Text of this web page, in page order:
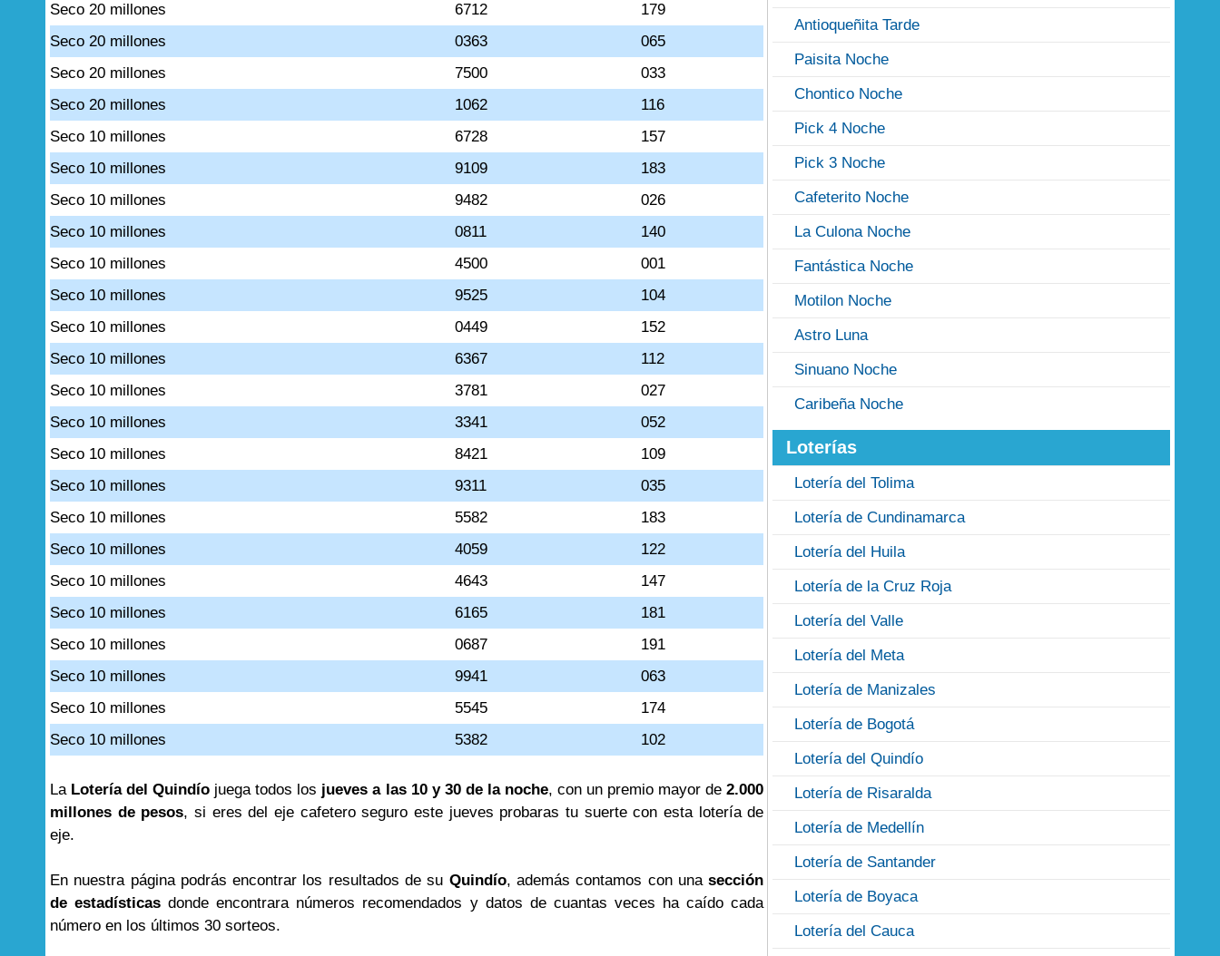
Seco 20 millones
6712
179
Seco 20 millones
0363
065
Seco 20 millones
7500
033
Seco 20 millones
1062
116
Seco 10 millones
6728
157
Seco 10 millones
9109
183
Seco 10 millones
9482
026
Seco 10 millones
0811
140
Seco 10 millones
4500
001
Seco 10 millones
9525
104
Seco 10 millones
0449
152
Seco 10 millones
6367
112
Seco 10 millones
3781
027
Seco 10 millones
3341
052
Seco 10 millones
8421
109
Seco 10 millones
9311
035
Seco 10 millones
5582
183
Seco 10 millones
4059
122
Seco 10 millones
4643
147
Seco 10 millones
6165
181
Seco 10 millones
0687
191
Seco 10 millones
9941
063
Seco 10 millones
5545
174
Seco 10 millones
5382 102
La Lotería del Quindío juega todos los jueves a las 10 y 30 de la noche, con un premio mayor de2.000
millones de pesos, si eres del eje cafetero seguro este jueves probaras tu suerte con esta lotería de
eje.
En nuestra página podrás encontrar los resultados de su Quindío, además contamos con unasección
de estadísticas donde encontrara números recomendados y datos de cuantas veces ha caído cada
número en los últimos 30 sorteos.
Antioqueñita Tarde
Paisita Noche
Chontico Noche
Pick 4 Noche
Pick 3 Noche
Cafeterito Noche
La Culona Noche
Fantástica Noche
Motilon Noche
Astro Luna
Sinuano Noche
Caribeña Noche
Loterías
Lotería del Tolima
Lotería de Cundinamarca
Lotería del Huila
Lotería de la Cruz Roja
Lotería del Valle
Lotería del Meta
Lotería de Manizales
Lotería de Bogotá
Lotería del Quindío
Lotería de Risaralda
Lotería de Medellín
Lotería de Santander
Lotería de Boyaca
Lotería del Cauca